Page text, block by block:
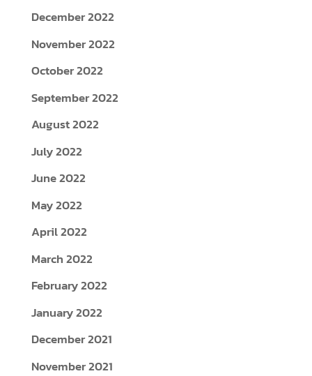
December 2022
November 2022
October 2022
September 2022
August 2022
July 2022
June 2022
May 2022
April 2022
March 2022
February 2022
January 2022
December 2021
November 2021